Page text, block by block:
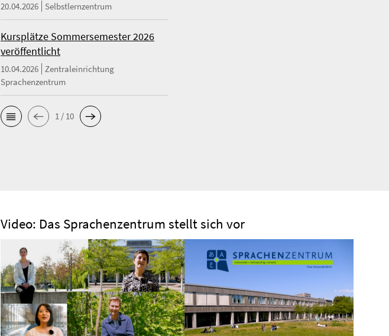
20.04.2026 Selbstlernzentrum
Kursplätze Sommersemester 2026
veröffentlicht
10.04.2026 Zentraleinrichtung
Sprachenzentrum
1 / 10
Video: Das Sprachenzentrum stellt sich vor